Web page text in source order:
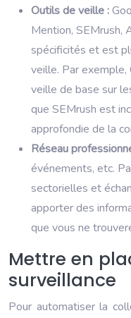
Outils de veille :
Mention, SEMrush,
spécificités et est
veille. Par
veille de base sur
que SEMrush est
approfondie de la
Réseau
événements, etc.
sectorielles et
apporter des
que vous ne
Mettre en
surveillance
Pour automatiser la